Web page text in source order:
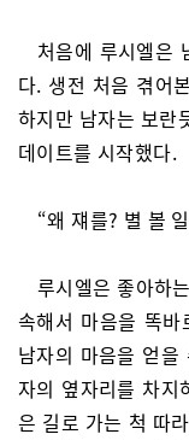
처음에 루시엘은
다. 생전 처음 겪어
하지만 남자는 보란
데이트를 시작했다.
“왜 쟤를? 별 볼
루시엘은 좋아하
속해서 마음을 똑
남자의 마음을 얻
자의 옆자리를 차
은 길로 가는 척 따